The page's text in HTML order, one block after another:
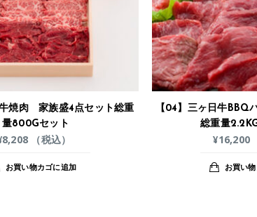
牛焼肉 家族盛4点セット総重
量800Gセット
8,208 （税込）
お買い物カゴに追加
【04】三ヶ日牛BBQ
総重量
¥16,200
お買い